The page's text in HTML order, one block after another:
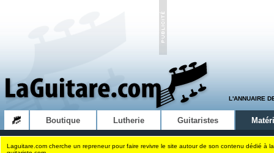
L'ANNUAIRE
Boutique Lutherie Guitaristes
Laguitare.com cherche un repreneur pour faire revivre le site autour de son contenu dédié à